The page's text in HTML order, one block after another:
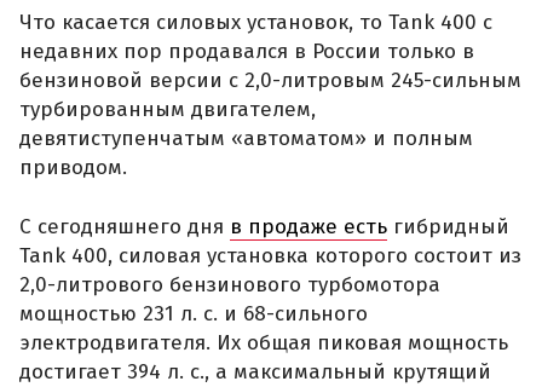
Что касается силовых установок, то Tank 400 с
недавних пор продавался в России только в
бензиновой версии с 2,0-литровым 245-сильным
турбированным двигателем,
девятиступенчатым «автоматом» и полным
приводом.
С сегодняшнего дня в продаже есть гибридный
Tank 400, силовая установка которого состоит из
2,0-литрового бензинового турбомотора
мощностью 231 л. с. и 68-сильного
электродвигателя. Их общая пиковая мощность
достигает 394 л. с., а максимальный крутящий